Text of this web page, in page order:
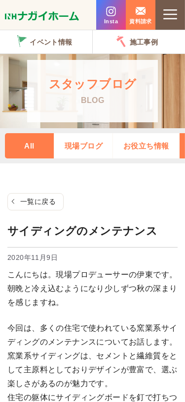
ン
プ
Insta 資料請求
イベント情報 施工事例
スタッフブログ
BLOG
All 現場ブログ お役立ち情報
一覧に戻る
サイディングのメンテナンス
2020年11月9日
こんにちは。現場プロデューサーの伊東です。
朝晩と冷え込むようになり少しずつ秋の深まり
を感じますね。
今回は、多くの住宅で使われている窯業系サイ
ディングのメンテナンスについてお話します。
窯業系サイディングは、セメントと繊維質をと
して主原料としておりデザインが豊富で、選ぶ
楽しさがあるのが魅力です。
住宅の躯体にサイディングボードを釘で打ちつ